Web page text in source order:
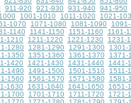
911-920 921-930 931-940
941-950
1001-1010 1011-1020
1021-
1070 1071-1080 1081-1090
1140 1141-1150 1151-1160
1161-
1210 1211-1220 1221-1230
1231-
1280 1281-1290 1291-1300
1301-
1350 1351-1360 1361-1370
1371-
1420 1421-1430 1431-1440
1441-
1490 1491-1500 1501-1510
1511-
1560 1561-1570 1571-1580
1581-
1630 1631-1640 1641-1650
1651-
1700 1701-1710 1711-1720
1721-